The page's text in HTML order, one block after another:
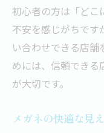
メガネ修
レンズ交換や
メガネレ
知るには
千葉メガ
ント
初心者の方は「どこ
不安を感じがちです
い合わせできる店舗
めには、信頼できる
が大切です。
メガネの快適な見